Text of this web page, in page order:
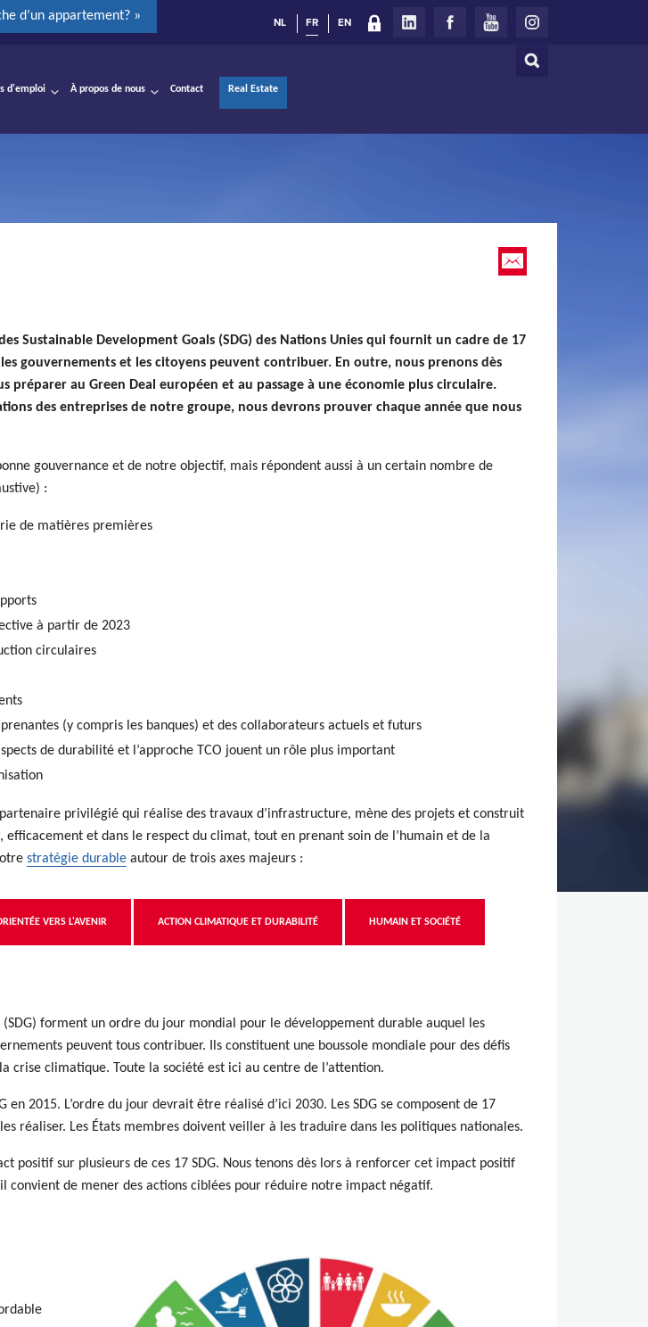
d’un appartement? »
Rechercher
NL FR EN
d'emploi À propos de nous Contact Real Estate
Sustainable Development Goals (SDG) des Nations Unies qui fournit un cadre de 17
gouvernements et les citoyens peuvent contribuer. En outre, nous prenons dès
préparer au Green Deal européen et au passage à une économie plus circulaire.
des entreprises de notre groupe, nous devrons prouver chaque année que nous
gouvernance et de notre objectif, mais répondent aussi à un certain nombre de
:
de matières premières
à partir de 2023
circulaires
(y compris les banques) et des collaborateurs actuels et futurs
de durabilité et l’approche TCO jouent un rôle plus important
privilégié qui réalise des travaux d’infrastructure, mène des projets et construit
efficacement et dans le respect du climat, tout en prenant soin de l’humain et de la
stratégie durable autour de trois axes majeurs :
VERS L'AVENIR ACTION CLIMATIQUE ET DURABILITÉ HUMAIN ET SOCIÉTÉ
(SDG) forment un ordre du jour mondial pour le développement durable auquel les
peuvent tous contribuer. Ils constituent une boussole mondiale pour des défis
crise climatique. Toute la société est ici au centre de l’attention.
en 2015. L’ordre du jour devrait être réalisé d’ici 2030. Les SDG se composent de 17
réaliser. Les États membres doivent veiller à les traduire dans les politiques nationales.
positif sur plusieurs de ces 17 SDG. Nous tenons dès lors à renforcer cet impact positif
convient de mener des actions ciblées pour réduire notre impact négatif.